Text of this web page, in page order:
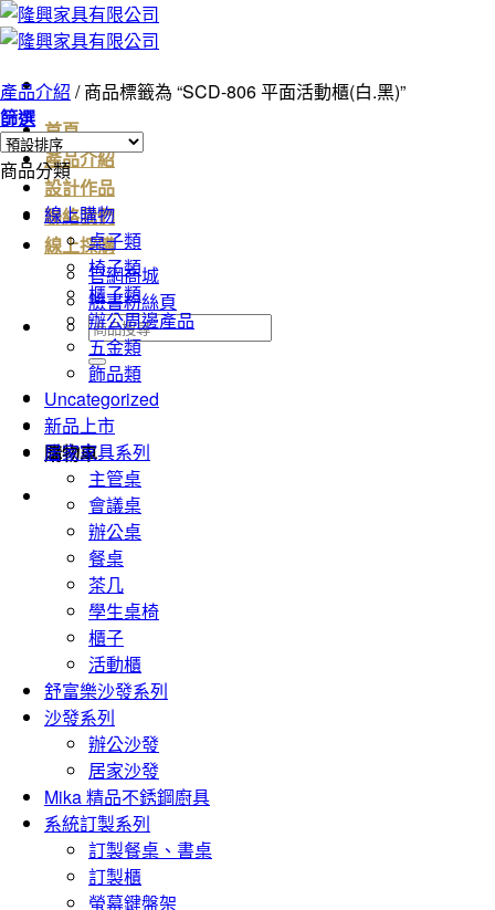
Skip
to
首頁
產品介紹
設計作品
聯絡我們
線上採購
官網商城
臉書粉絲頁
搜
尋
關
鍵
字:
購物車
產品介紹 /商品標籤為 “SCD-806 平面活動櫃(白.黑)”
篩選
商品分類
線上購物
桌子類
椅子類
櫃子類
辦公周邊產品
五金類
飾品類
Uncategorized
新品上市
居家家具系列
主管桌
會議桌
辦公桌
餐桌
茶几
學生桌椅
櫃子
活動櫃
舒富樂沙發系列
沙發系列
辦公沙發
居家沙發
Mika 精品不銹鋼廚具
系統訂製系列
訂製餐桌、書桌
訂製櫃
螢幕鍵盤架